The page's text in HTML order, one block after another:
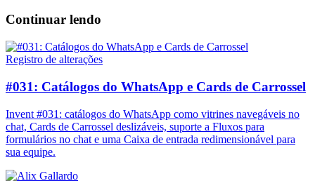
Continuar lendo
Registro de alterações
#031: Catálogos do WhatsApp e Cards de Carrossel
Invent #031: catálogos do WhatsApp como vitrines navegáveis no
chat, Cards de Carrossel deslizáveis, suporte a Fluxos para
formulários no chat e uma Caixa de entrada redimensionável para
sua equipe.